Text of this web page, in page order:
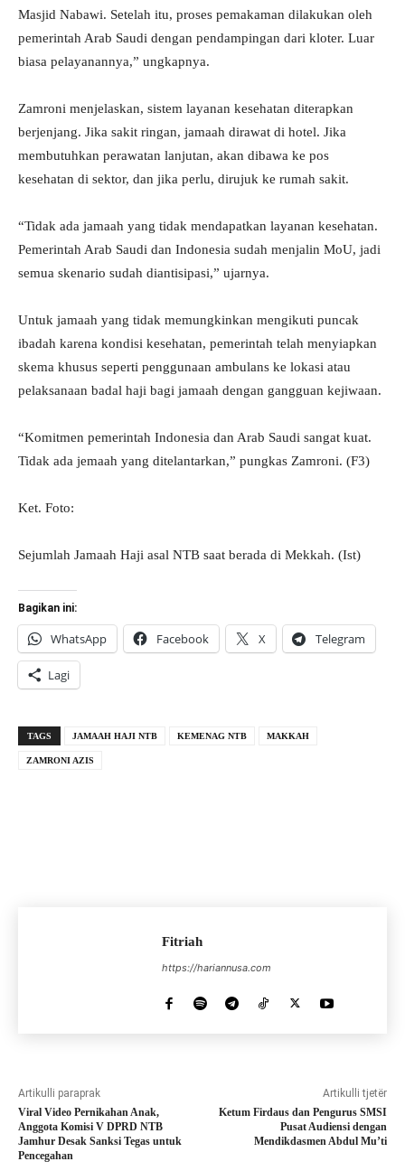
Masjid Nabawi. Setelah itu, proses pemakaman dilakukan oleh
pemerintah Arab Saudi dengan pendampingan dari kloter. Luar
biasa pelayanannya,” ungkapnya.
Zamroni menjelaskan, sistem layanan kesehatan diterapkan
berjenjang. Jika sakit ringan, jamaah dirawat di hotel. Jika
membutuhkan perawatan lanjutan, akan dibawa ke pos
kesehatan di sektor, dan jika perlu, dirujuk ke rumah sakit.
“Tidak ada jamaah yang tidak mendapatkan layanan kesehatan.
Pemerintah Arab Saudi dan Indonesia sudah menjalin MoU, jadi
semua skenario sudah diantisipasi,” ujarnya.
Untuk jamaah yang tidak memungkinkan mengikuti puncak
ibadah karena kondisi kesehatan, pemerintah telah menyiapkan
skema khusus seperti penggunaan ambulans ke lokasi atau
pelaksanaan badal haji bagi jamaah dengan gangguan kejiwaan.
“Komitmen pemerintah Indonesia dan Arab Saudi sangat kuat.
Tidak ada jemaah yang ditelantarkan,” pungkas Zamroni. (F3)
Ket. Foto:
Sejumlah Jamaah Haji asal NTB saat berada di Mekkah. (Ist)
Bagikan ini:
WhatsApp Facebook X Telegram
Lagi
TAGS JAMAAH HAJI NTB KEMENAG NTB MAKKAH
ZAMRONI AZIS
Fitriah
https://hariannusa.com
Artikulli paraprak
Viral Video Pernikahan Anak,
Anggota Komisi V DPRD NTB
Jamhur Desak Sanksi Tegas untuk
Pencegahan
Artikulli tjetër
Ketum Firdaus dan Pengurus SMSI
Pusat Audiensi dengan
Mendikdasmen Abdul Mu’ti